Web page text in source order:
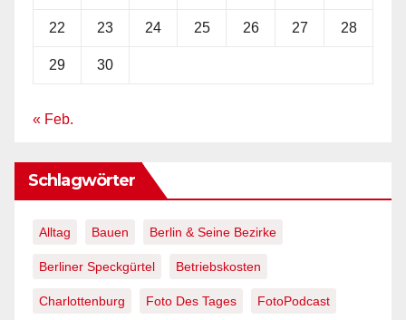
22 23 24 25 26 27 28
29 30
« Feb.
Schlagwörter
Alltag Bauen Berlin & Seine Bezirke
Berliner Speckgürtel Betriebskosten
Charlottenburg Foto Des Tages FotoPodcast